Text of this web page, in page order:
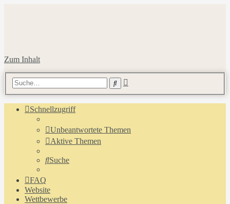
Zum Inhalt
Suche
Schnellzugriff
Unbeantwortete Themen
Aktive Themen
Suche
FAQ
Website
Wettbewerbe